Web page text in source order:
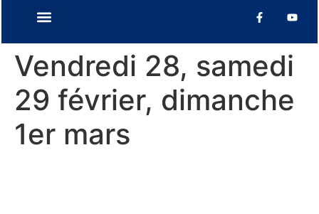
Vendredi 28, samedi
29 février, dimanche
1er mars